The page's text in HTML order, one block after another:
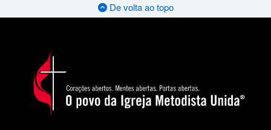
De volta ao topo